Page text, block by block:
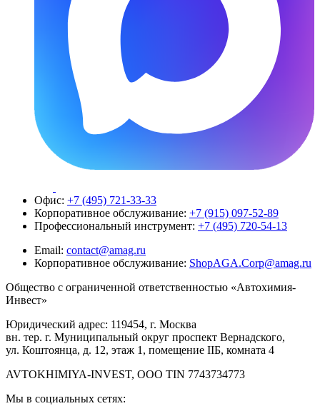
Офис: +7 (495) 721-33-33
Корпоративное обслуживание: +7 (915) 097-52-89
Профессиональный инструмент: +7 (495) 720-54-13
Email: contact@amag.ru
Корпоративное обслуживание: ShopAGA.Corp@amag.ru
Общество с ограниченной ответственностью «Автохимия-
Инвест»
Юридический адрес: 119454, г. Москва
вн. тер. г. Муниципальный округ проспект Вернадского,
ул. Коштоянца, д. 12, этаж 1, помещение IIБ, комната 4
AVTOKHIMIYA-INVEST, OOO TIN 7743734773
Мы в социальных сетях: